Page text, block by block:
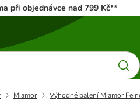
při objednávce nad 799 Kč**
Miamor Výhodné balení Miamor